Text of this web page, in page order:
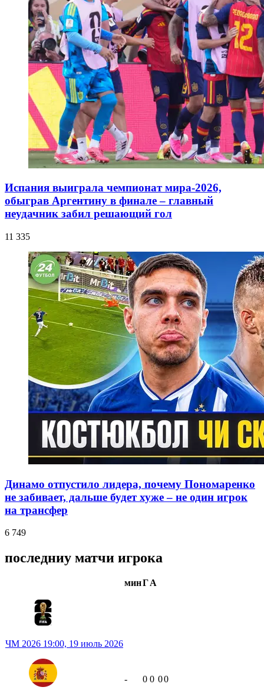
Испания выиграла чемпионат мира-2026,
обыграв Аргентину в финале – главный
неудачник забил решающий гол
11 335
Динамо отпустило лидера, почему Пономаренко
не забивает, дальше будет хуже – не один игрок
на трансфер
6 749
последниу матчи игрока
минГА
ЧМ 2026 19:00, 19 июль 2026
- 0 0 00